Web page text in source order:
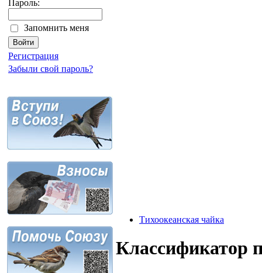
Пароль:
Запомнить меня
Регистрация
Забыли свой пароль?
Тихоокеанская чайка
Классификатор